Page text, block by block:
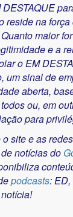
reside na
maior
e a
o EM
um sinal de
aberta,
ou, em
para
site e as
notícias do
podcasts: